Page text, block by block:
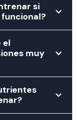
si
el
muy